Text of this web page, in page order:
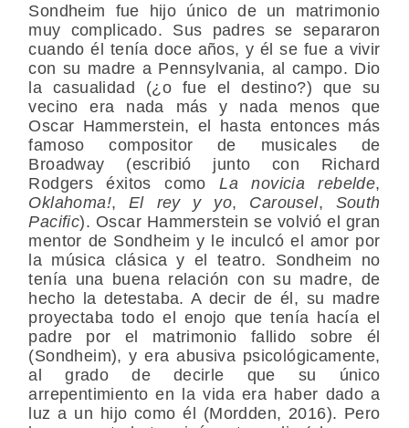
Sondheim fue hijo único de un matrimonio
muy complicado. Sus padres se separaron
cuando él tenía doce años, y él se fue a vivir
con su madre a Pennsylvania, al campo. Dio
la casualidad (¿o fue el destino?) que su
vecino era nada más y nada menos que
Oscar Hammerstein, el hasta entonces más
famoso compositor de musicales de
Broadway (escribió junto con Richard
Rodgers éxitos comoLa novicia rebelde,
Oklahoma!,El rey y yo, Carousel, South
Pacific). Oscar Hammerstein se volvió el gran
mentor de Sondheim y le inculcó el amor por
la música clásica y el teatro. Sondheim no
tenía una buena relación con su madre, de
hecho la detestaba. A decir de él, su madre
proyectaba todo el enojo que tenía hacía el
padre por el matrimonio fallido sobre él
(Sondheim), y era abusiva psicológicamente,
al grado de decirle que su único
arrepentimiento en la vida era haber dado a
luz a un hijo como él (Mordden, 2016). Pero